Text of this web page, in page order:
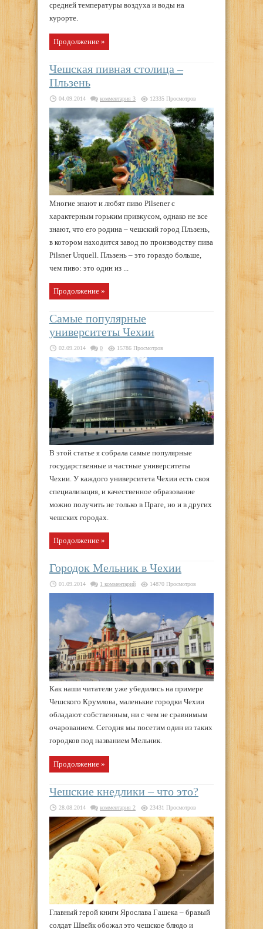
средней температуры воздуха и воды на
курорте.
Продолжение »
Чешская пивная столица –
Пльзень
04.09.2014 комментария 3 12335 Просмотров
Многие знают и любят пиво Pilsener с
характерным горьким привкусом, однако не все
знают, что его родина – чешский город Пльзень,
в котором находится завод по производству пива
Pilsner Urquell. Пльзень – это гораздо больше,
чем пиво: это один из ...
Продолжение »
Самые популярные
университеты Чехии
02.09.2014 0 15786 Просмотров
В этой статье я собрала самые популярные
государственные и частные университеты
Чехии. У каждого университета Чехии есть своя
специализация, и качественное образование
можно получить не только в Праге, но и в других
чешских городах.
Продолжение »
Городок Мельник в Чехии
01.09.2014 1 комментарий 14870 Просмотров
Как наши читатели уже убедились на примере
Чешского Крумлова, маленькие городки Чехии
обладают собственным, ни с чем не сравнимым
очарованием. Сегодня мы посетим один из таких
городков под названием Мельник.
Продолжение »
Чешские кнедлики – что это?
28.08.2014 комментария 2 23431 Просмотров
Главный герой книги Ярослава Гашека – бравый
солдат Швейк обожал это чешское блюдо и